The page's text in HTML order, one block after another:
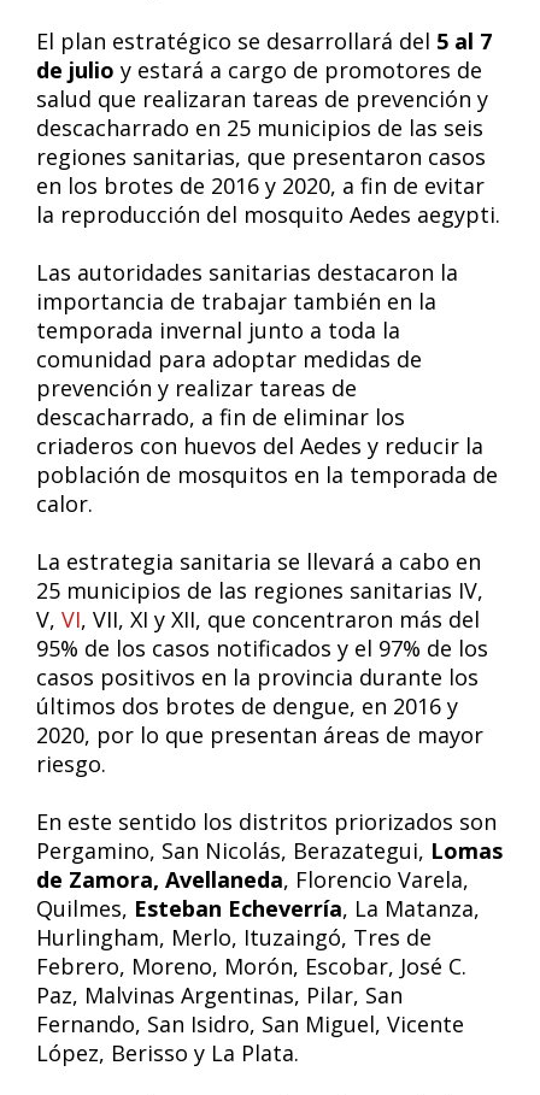
El plan estratégico se desarrollará del 5 al 7
de julio y estará a cargo de promotores de
salud que realizaran tareas de prevención y
descacharrado en 25 municipios de las seis
regiones sanitarias, que presentaron casos
en los brotes de 2016 y 2020, a fin de evitar
la reproducción del mosquito Aedes aegypti.
Las autoridades sanitarias destacaron la
importancia de trabajar también en la
temporada invernal junto a toda la
comunidad para adoptar medidas de
prevención y realizar tareas de
descacharrado, a fin de eliminar los
criaderos con huevos del Aedes y reducir la
población de mosquitos en la temporada de
calor.
La estrategia sanitaria se llevará a cabo en
25 municipios de las regiones sanitarias IV,
V, VI, VII, XI y XII, que concentraron más del
95% de los casos notificados y el 97% de los
casos positivos en la provincia durante los
últimos dos brotes de dengue, en 2016 y
2020, por lo que presentan áreas de mayor
riesgo.
En este sentido los distritos priorizados son
Pergamino, San Nicolás, Berazategui, Lomas
de Zamora, Avellaneda, Florencio Varela,
Quilmes, Esteban Echeverría, La Matanza,
Hurlingham, Merlo, Ituzaingó, Tres de
Febrero, Moreno, Morón, Escobar, José C.
Paz, Malvinas Argentinas, Pilar, San
Fernando, San Isidro, San Miguel, Vicente
López, Berisso y La Plata.